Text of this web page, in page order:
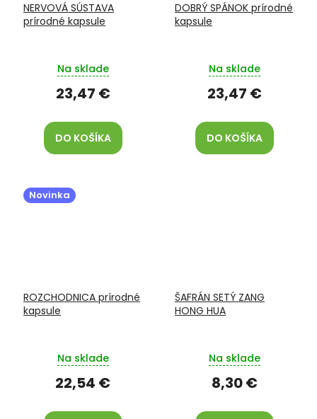
NERVOVÁ SÚSTAVA
prírodné kapsule
Na sklade
23,47 €
DO KOŠÍKA
DOBRÝ SPÁNOK prírodné
kapsule
Na sklade
23,47 €
DO KOŠÍKA
Novinka
ROZCHODNICA prírodné
kapsule
Na sklade
22,54 €
ŠAFRÁN SETÝ ZANG
HONG HUA
Na sklade
8,30 €